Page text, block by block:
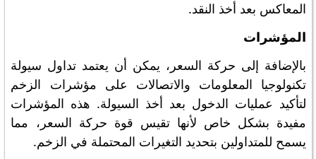
المعاكس بعد أخذ النقد.
المؤشرات
بالإضافة إلى حركة السعر، يمكن أن يعتمد تداول سيولة
تكنولوجيا المعلومات والاتصالات على مؤشرات الزخم
لتأكيد عمليات الدخول بعد أخذ السيولة. هذه المؤشرات
مفيدة بشكل خاص لأنها تقيس قوة حركة السعر، مما
يسمح للمتداولين بتحديد التغيرات المحتملة في الزخم.